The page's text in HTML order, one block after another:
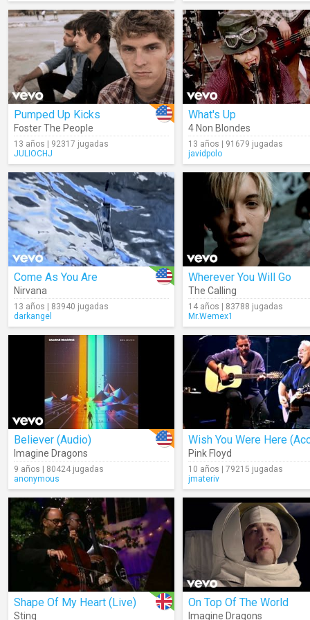
Pumped Up Kicks
Foster The People
13 años | 92317 jugadas
JULIOCHJ
What's Up
4 Non Blondes
13 años | 91679 jugadas
javidpolo
Come As You Are
Nirvana
13 años | 83940 jugadas
darkangel
Wherever You Will Go
The Calling
14 años | 83788 jugadas
Mr.Wemex1
Believer (Audio)
Imagine Dragons
9 años | 80424 jugadas
anonymous
Pink Floyd
10 años | 79215 jugadas
jmateriv
Shape Of My Heart (Live)
Sting
On Top Of The World
Imagine Dragons